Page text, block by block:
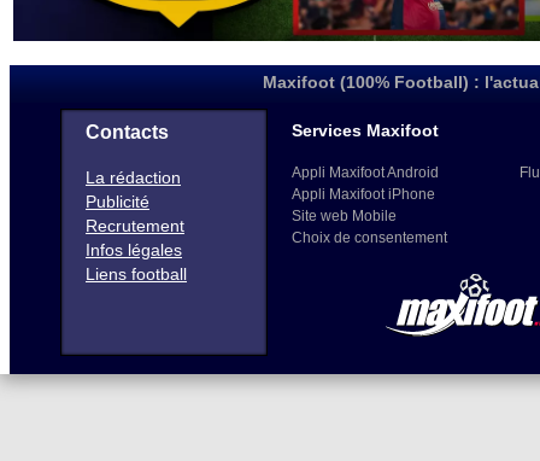
Maxifoot (100% Football) :
Contacts
La rédaction
Publicité
Recrutement
Infos légales
Liens football
Services Maxifoot
Appli Maxifoot Android
Appli Maxifoot iPhone
Site web Mobile
Choix de consentement